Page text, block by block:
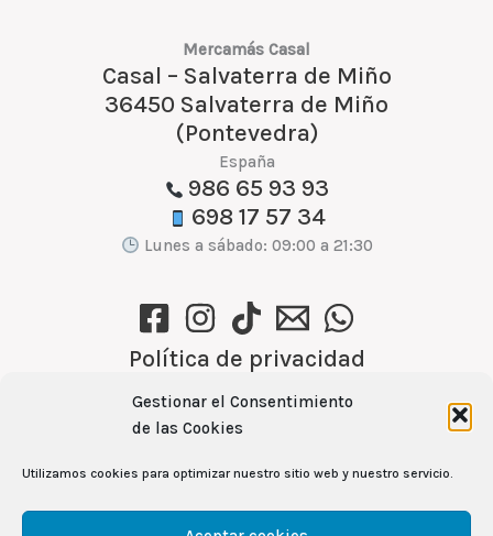
Gestionar el Consentimiento
de las Cookies
Utilizamos cookies para optimizar nuestro sitio web y nuestro servicio.
Mercamás Casal
Casal – Salvaterra de Miño
36450 Salvaterra de Miño
(Pontevedra)
España
986 65 93 93
698 17 57 34
Lunes a sábado: 09:00 a 21:30
Política de privacidad
Política de cookies (UE)
Aviso Legal